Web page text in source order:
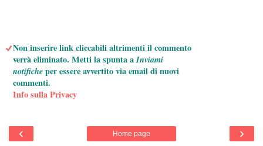
Non inserire link cliccabili altrimenti il commento
verrà eliminato. Metti la spunta aInviami
notificheper essere avvertito via email di nuovi
commenti.
Info sulla Privacy
‹ ›
Home page